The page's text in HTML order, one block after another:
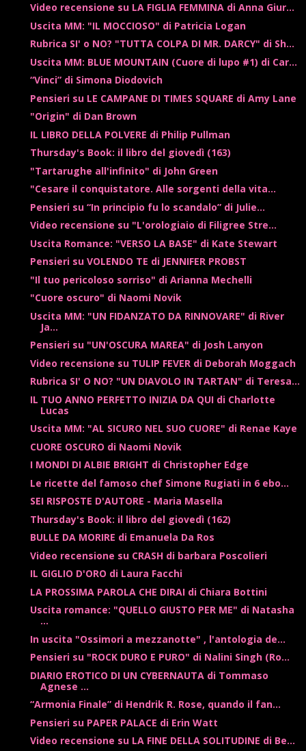
Video recensione su LA FIGLIA FEMMINA di Anna Giur...
Uscita MM: "IL MOCCIOSO" di Patricia Logan
Rubrica SI' o NO? "TUTTA COLPA DI MR. DARCY" di Sh...
Uscita MM: BLUE MOUNTAIN (Cuore di lupo #1) di Car...
“Vinci” di Simona Diodovich
Pensieri su LE CAMPANE DI TIMES SQUARE di Amy Lane
"Origin" di Dan Brown
IL LIBRO DELLA POLVERE di Philip Pullman
Thursday's Book: il libro del giovedì (163)
"Tartarughe all'infinito" di John Green
"Cesare il conquistatore. Alle sorgenti della vita...
Pensieri su “In principio fu lo scandalo” di Julie...
Video recensione su "L'orologiaio di Filigree Stre...
Uscita Romance: "VERSO LA BASE" di Kate Stewart
Pensieri su VOLENDO TE di JENNIFER PROBST
"Il tuo pericoloso sorriso" di Arianna Mechelli
"Cuore oscuro" di Naomi Novik
Uscita MM: "UN FIDANZATO DA RINNOVARE" di River
Ja...
Pensieri su "UN'OSCURA MAREA" di Josh Lanyon
Video recensione su TULIP FEVER di Deborah Moggach
Rubrica SI' O NO? "UN DIAVOLO IN TARTAN" di Teresa...
IL TUO ANNO PERFETTO INIZIA DA QUI di Charlotte
Lucas
Uscita MM: "AL SICURO NEL SUO CUORE" di Renae Kaye
CUORE OSCURO di Naomi Novik
I MONDI DI ALBIE BRIGHT di Christopher Edge
Le ricette del famoso chef Simone Rugiati in 6 ebo...
SEI RISPOSTE D'AUTORE - Maria Masella
Thursday's Book: il libro del giovedì (162)
BULLE DA MORIRE di Emanuela Da Ros
Video recensione su CRASH di barbara Poscolieri
IL GIGLIO D'ORO di Laura Facchi
LA PROSSIMA PAROLA CHE DIRAI di Chiara Bottini
Uscita romance: "QUELLO GIUSTO PER ME" di Natasha
...
In uscita "Ossimori a mezzanotte" , l'antologia de...
Pensieri su "ROCK DURO E PURO" di Nalini Singh (Ro...
DIARIO EROTICO DI UN CYBERNAUTA di Tommaso
Agnese ...
“Armonia Finale” di Hendrik R. Rose, quando il fan...
Pensieri su PAPER PALACE di Erin Watt
Video recensione su LA FINE DELLA SOLITUDINE di Be...